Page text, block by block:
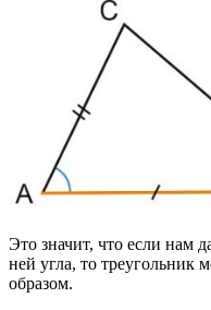
Это значит, что если нам
ней угла, то треугольник
образом.